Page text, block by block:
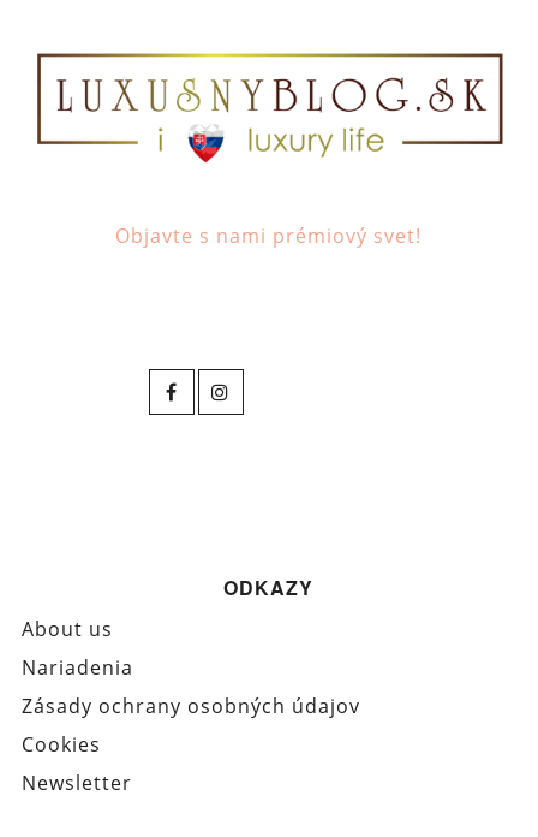
Objavte s nami prémiový svet!
ODKAZY
About us
Nariadenia
Zásady ochrany osobných údajov
Cookies
Newsletter